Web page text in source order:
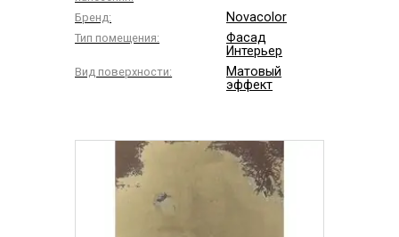
Бренд: Novacolor
Тип помещения:
Фасад
Интерьер
Вид поверхности:
Матовый
эффект